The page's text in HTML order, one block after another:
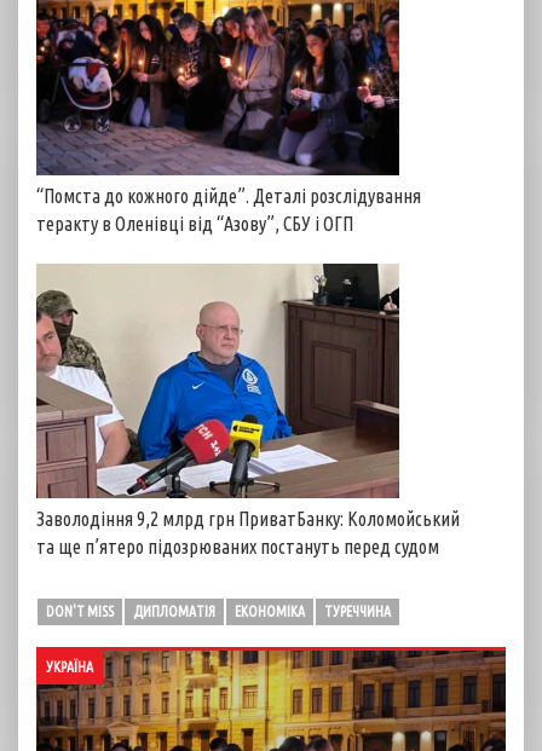
“Помста до кожного дійде”. Деталі розслідування
теракту в Оленівці від “Азову”, СБУ і ОГП
Заволодіння 9,2 млрд грн ПриватБанку: Коломойський
та ще п’ятеро підозрюваних постануть перед судом
DON'T MISS ДИПЛОМАТІЯ ЕКОНОМІКА ТУРЕЧЧИНА
УКРАЇНА